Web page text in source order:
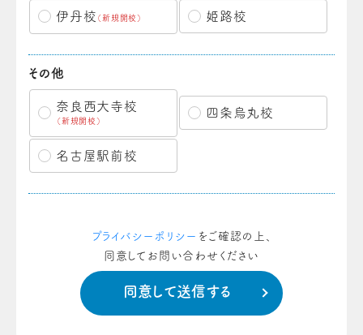
伊丹校 （新規開校） 姫路校
その他
奈良西大寺校
（新規開校）
四条烏丸校
名古屋駅前校
プライバシーポリシー をご確認の上、
同意してお問い合わせください